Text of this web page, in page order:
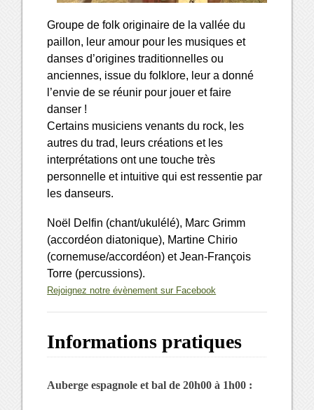
Groupe de folk originaire de la vallée du
paillon, leur amour pour les musiques et
danses d’origines traditionnelles ou
anciennes, issue du folklore, leur a donné
l’envie de se réunir pour jouer et faire
danser !
Certains musiciens venants du rock, les
autres du trad, leurs créations et les
interprétations ont une touche très
personnelle et intuitive qui est ressentie par
les danseurs.
Noël Delfin (chant/ukulélé), Marc Grimm
(accordéon diatonique), Martine Chirio
(cornemuse/accordéon) et Jean-François
Torre (percussions).
Rejoignez notre évènement sur Facebook
Informations pratiques
Auberge espagnole et bal de 20h00 à 1h00 :